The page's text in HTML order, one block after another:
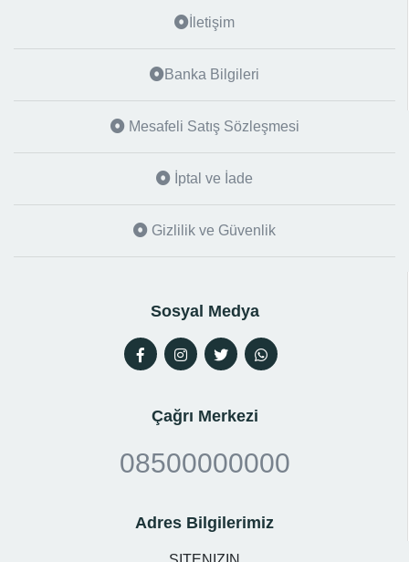
İletişim
Banka Bilgileri
Mesafeli Satış Sözleşmesi
İptal ve İade
Gizlilik ve Güvenlik
Sosyal Medya
Çağrı Merkezi
08500000000
Adres Bilgilerimiz